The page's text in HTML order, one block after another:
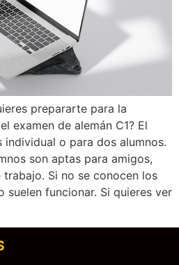
prepararte para la
examen de alemán C1? El
o para dos alumnos.
son aptas para amigos,
Si no se conocen los
suelen funcionar. Si quieres ver